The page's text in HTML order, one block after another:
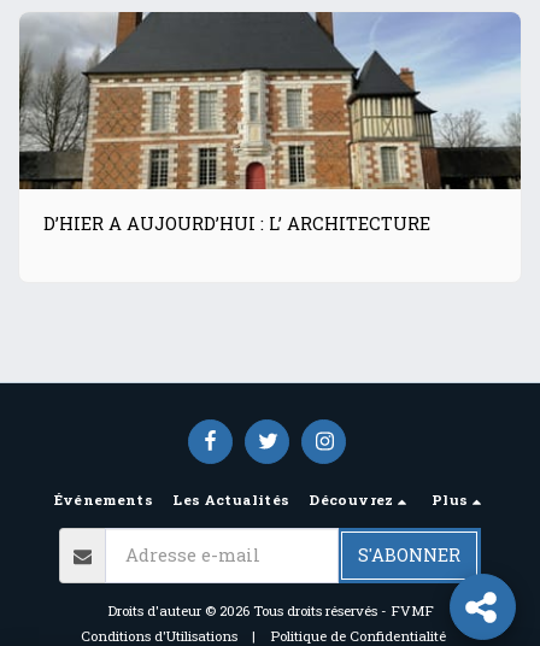
D’HIER A AUJOURD’HUI : L’ ARCHITECTURE
Événements Les Actualités Découvrez Plus
S'ABONNER
Droits d'auteur © 2026 Tous droits réservés - FVMF
Conditions d'Utilisations| Politique de Confidentialité